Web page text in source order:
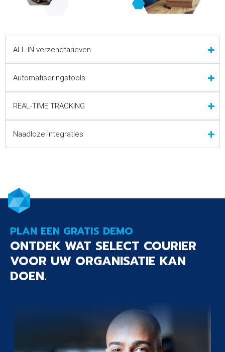
ALL-IN verzendtarieven
Automatiseringstools
REAL-TIME TRACKING
Naadloze integraties
PLAN EEN GRATIS DEMO
ONTDEK WAT SELECT COURIER
VOOR UW ORGANISATIE KAN
DOEN.